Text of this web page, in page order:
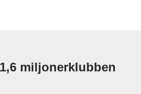
miljonerklubben